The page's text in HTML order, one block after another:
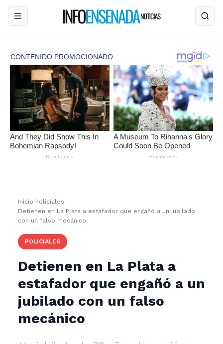
Inicio ›Policiales ›
Detienen en La Plata a estafador que engañó a un jubilado
con un falso mecánico
POLICIALES
Detienen en La Plata a
estafador que engañó a un
jubilado con un falso
mecánico